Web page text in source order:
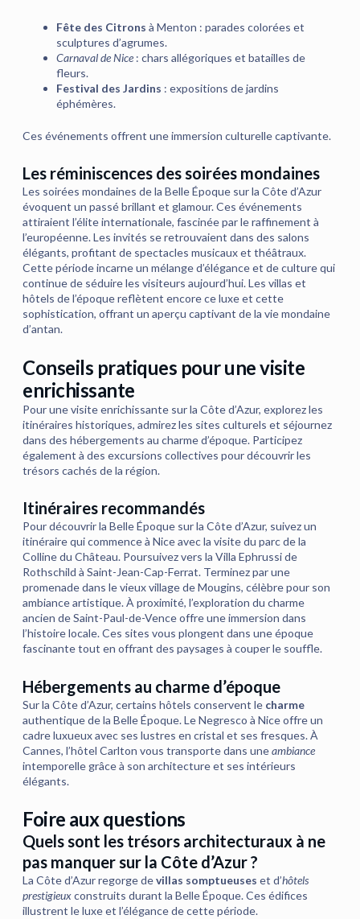
Fête des Citrons à Menton : parades colorées et
sculptures d’agrumes.
Carnaval de Nice : chars allégoriques et batailles de
fleurs.
Festival des Jardins : expositions de jardins
éphémères.
Ces événements offrent une immersion culturelle captivante.
Les réminiscences des soirées mondaines
Les soirées mondaines de la Belle Époque sur la Côte d’Azur
évoquent un passé brillant et glamour. Ces événements
attiraient l’élite internationale, fascinée par le raffinement à
l’européenne. Les invités se retrouvaient dans des salons
élégants, profitant de spectacles musicaux et théâtraux.
Cette période incarne un mélange d’élégance et de culture qui
continue de séduire les visiteurs aujourd’hui. Les villas et
hôtels de l’époque reflètent encore ce luxe et cette
sophistication, offrant un aperçu captivant de la vie mondaine
d’antan.
Conseils pratiques pour une visite
enrichissante
Pour une visite enrichissante sur la Côte d’Azur, explorez les
itinéraires historiques, admirez les sites culturels et séjournez
dans des hébergements au charme d’époque. Participez
également à des excursions collectives pour découvrir les
trésors cachés de la région.
Itinéraires recommandés
Pour découvrir la Belle Époque sur la Côte d’Azur, suivez un
itinéraire qui commence à Nice avec la visite du parc de la
Colline du Château. Poursuivez vers la Villa Ephrussi de
Rothschild à Saint-Jean-Cap-Ferrat. Terminez par une
promenade dans le vieux village de Mougins, célèbre pour son
ambiance artistique. À proximité, l’exploration du charme
ancien de Saint-Paul-de-Vence offre une immersion dans
l’histoire locale. Ces sites vous plongent dans une époque
fascinante tout en offrant des paysages à couper le souffle.
Hébergements au charme d’époque
Sur la Côte d’Azur, certains hôtels conservent le charme
authentique de la Belle Époque. Le Negresco à Nice offre un
cadre luxueux avec ses lustres en cristal et ses fresques. À
Cannes, l’hôtel Carlton vous transporte dans uneambiance
intemporelle grâce à son architecture et ses intérieurs
élégants.
Foire aux questions
Quels sont les trésors architecturaux à ne
pas manquer sur la Côte d’Azur ?
La Côte d’Azur regorge devillas somptueuses et d’hôtels
prestigieuxconstruits durant la Belle Époque. Ces édifices
illustrent le luxe et l’élégance de cette période.